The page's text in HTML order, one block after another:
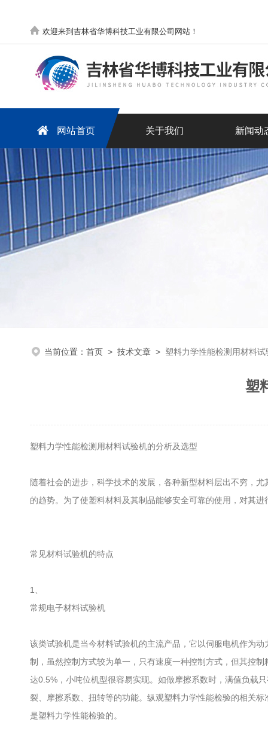
欢迎来到吉林省华博科技工业有限公司网站！
网站首页 关于我们 新闻动
当前位置： 首页 > 技术文章 > 塑料力学性能检测用材料
塑
塑料力学性能检测用材料试验机的分析及选型
随着社会的进步，科学技术的发展，各种新型材料层出不穷，
的趋势。为了使塑料材料及其制品能够安全可靠的使用，对其
常见材料试验机的特点
1、
常规电子材料试验机
该类试验机是当今材料试验机的主流产品，它以伺服电机作为
制，虽然控制方式较为单一，只有速度一种控制方式，但其控
达0.5%，小吨位机型很容易实现。如做摩擦系数时，满值负载
裂、摩擦系数、扭转等的功能。纵观塑料力学性能检验的相关
是塑料力学性能检验的。